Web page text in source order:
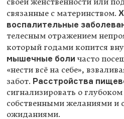
связанные с материнством.
воспалительные
телесным отражением
который годами копится
мышечные боли часто
«нести всё на себе»,
забот. Расстройства
сигнализировать о
собственными желаниями и
ожиданиями.